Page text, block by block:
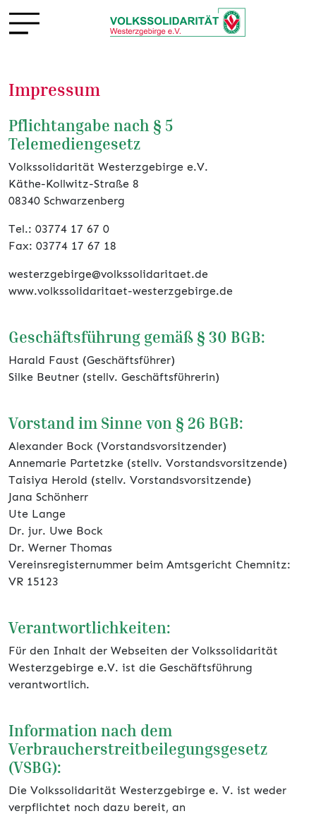
Impressum
Pflichtangabe nach § 5
Telemediengesetz
Volkssolidarität Westerzgebirge e.V.
Käthe-Kollwitz-Straße 8
08340 Schwarzenberg
Tel.: 03774 17 67 0
Fax: 03774 17 67 18
westerzgebirge@volkssolidaritaet.de
www.volkssolidaritaet-westerzgebirge.de
Geschäftsführung gemäß § 30 BGB:
Harald Faust (Geschäftsführer)
Silke Beutner (stellv. Geschäftsführerin)
Vorstand im Sinne von § 26 BGB:
Alexander Bock (Vorstandsvorsitzender)
Annemarie Partetzke (stellv. Vorstandsvorsitzende)
Taisiya Herold (stellv. Vorstandsvorsitzende)
Jana Schönherr
Ute Lange
Dr. jur. Uwe Bock
Dr. Werner Thomas
Vereinsregisternummer beim Amtsgericht Chemnitz:
VR 15123
Verantwortlichkeiten:
Für den Inhalt der Webseiten der Volkssolidarität
Westerzgebirge e.V. ist die Geschäftsführung
verantwortlich.
Information nach dem
Verbraucherstreitbeilegungsgesetz
(VSBG):
Die Volkssolidarität Westerzgebirge e. V. ist weder
verpflichtet noch dazu bereit, an